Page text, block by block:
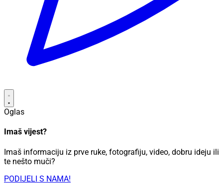
Oglas
Imaš vijest?
Imaš informaciju iz prve ruke, fotografiju, video, dobru ideju ili
te nešto muči?
PODIJELI S NAMA!